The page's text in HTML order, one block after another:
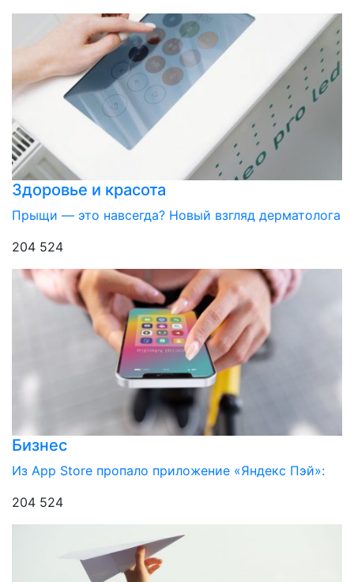
Здоровье и красота
Прыщи — это навсегда? Новый взгляд дерматолога
204 524
Бизнес
Из App Store пропало приложение «Яндекс Пэй»:
204 524